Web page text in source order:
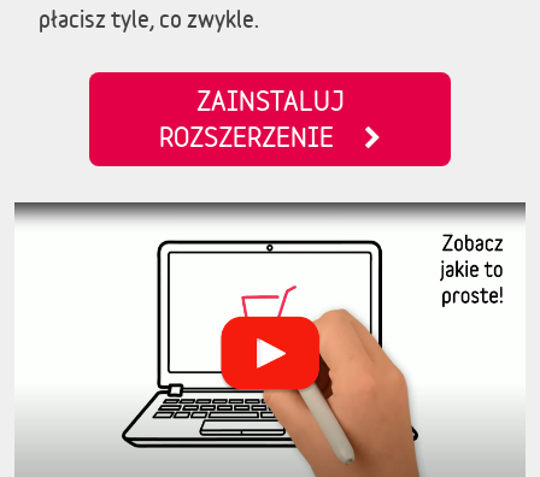
płacisz tyle, co zwykle.
ZAINSTALUJ
ROZSZERZENIE